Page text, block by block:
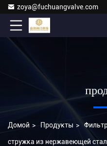
zoya@fuchuangvalve.com
Домой > Продукты >
стружка из нержавеющей